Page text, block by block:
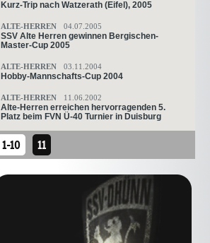
Kurz-Trip nach Watzerath (Eifel), 2005
ALTE-HERREN 04.07.2005
SSV Alte Herren gewinnen Bergischen-
Master-Cup 2005
ALTE-HERREN 03.11.2004
Hobby-Mannschafts-Cup 2004
ALTE-HERREN 11.06.2002
Alte-Herren erreichen hervorragenden 5.
Platz beim FVN Ü-40 Turnier in Duisburg
1-10 11